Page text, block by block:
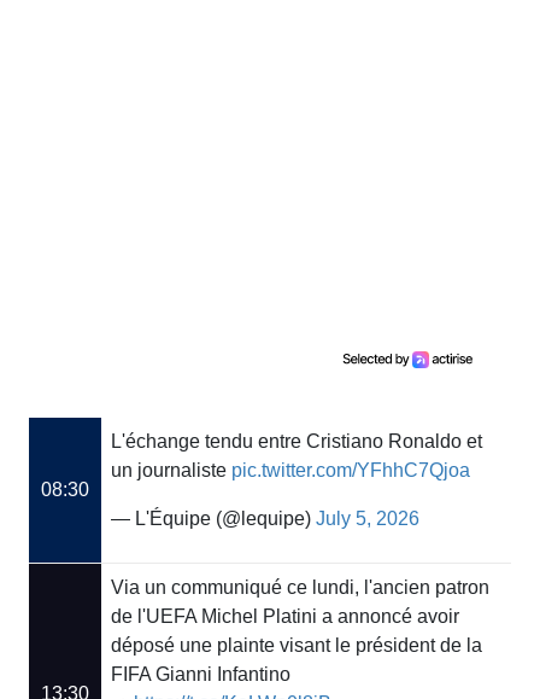
08:30
L'échange tendu entre Cristiano Ronaldo et
un journaliste pic.twitter.com/YFhhC7Qjoa
— L'Équipe (@lequipe) July 5, 2026
13:30
Via un communiqué ce lundi, l'ancien patron
de l'UEFA Michel Platini a annoncé avoir
déposé une plainte visant le président de la
FIFA Gianni Infantino